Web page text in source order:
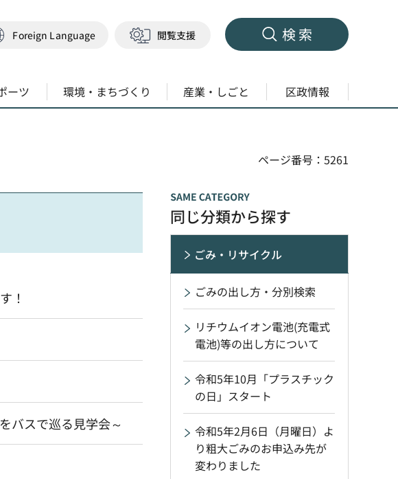
Foreign Language 閲覧支援 検索
ーツ 環境・まちづくり 産業・しごと 区政情報
ページ番号：5261
！
バスで巡る見学会～
同じ分類から探す
ごみ・リサイクル
ごみの出し方・分別検索
リチウムイオン電池(充電式
電池)等の出し方について
令和5年10月「プラスチック
の日」スタート
令和5年2月6日（月曜日）よ
り粗大ごみのお申込み先が
変わりました